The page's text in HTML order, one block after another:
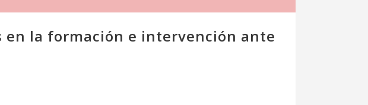
en la formación e intervención ante